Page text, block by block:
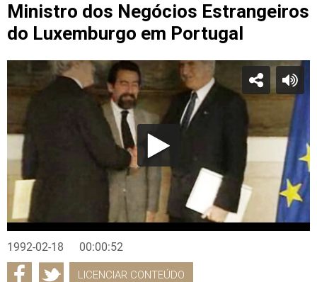
Ministro dos Negócios Estrangeiros
do Luxemburgo em Portugal
1992-02-18 00:00:52
LICENCIAR CONTEÚDO